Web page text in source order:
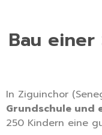
Bau einer
In Ziguinchor
Grundschule und
250 Kindern eine